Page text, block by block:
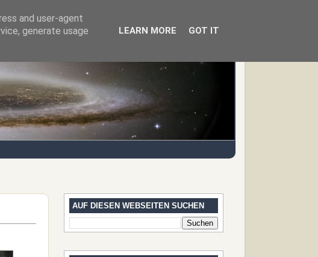
AUF DIESEN WEBSEITEN SUCHEN
and user-agent
generate usage
LEARN MORE GOT IT